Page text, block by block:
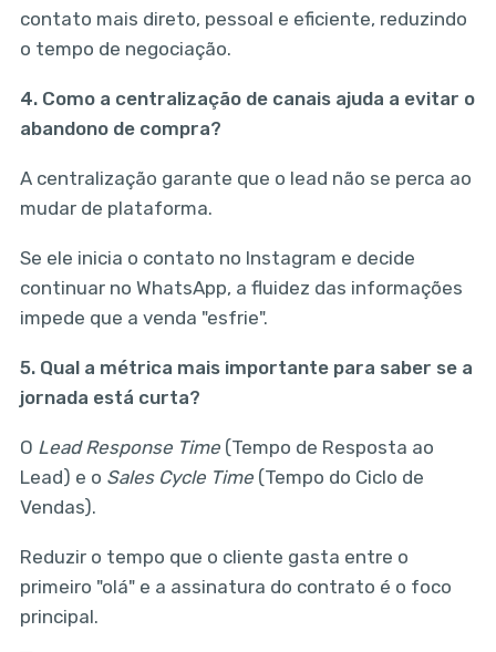
contato mais direto, pessoal e eficiente, reduzindo
o tempo de negociação.
4. Como a centralização de canais ajuda a evitar o
abandono de compra?
A centralização garante que o lead não se perca ao
mudar de plataforma.
Se ele inicia o contato no Instagram e decide
continuar no WhatsApp, a fluidez das informações
impede que a venda "esfrie".
5. Qual a métrica mais importante para saber se a
jornada está curta?
O Lead Response Time(Tempo de Resposta ao
Lead) e o Sales Cycle Time(Tempo do Ciclo de
Vendas).
Reduzir o tempo que o cliente gasta entre o
primeiro "olá" e a assinatura do contrato é o foco
principal.